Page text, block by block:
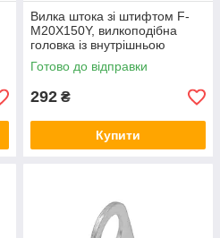
Вилка штока зі штифтом F-
M20X150Y, вилкоподібна
головка із внутрішньою
різьбою М20х1.5, наконечник
штока
Готово до відправки
292 ₴
Купити